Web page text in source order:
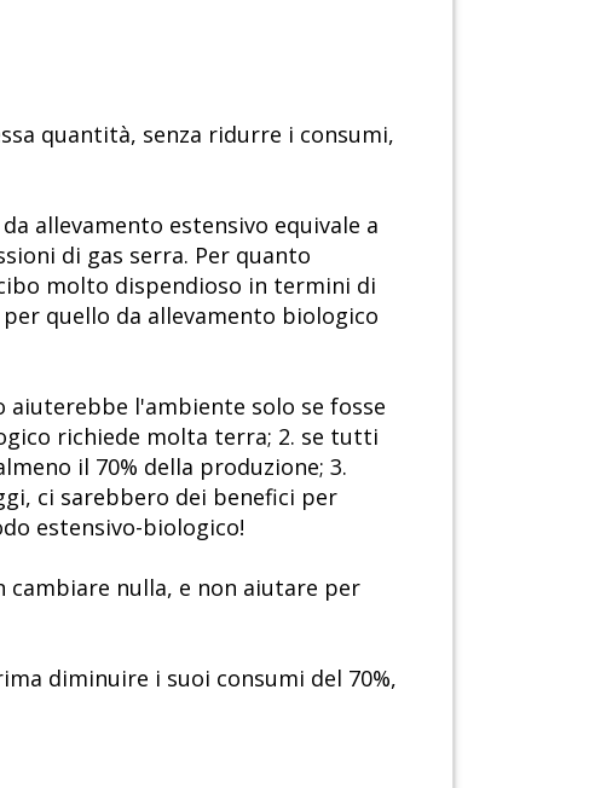
quantità, senza ridurre i consumi,
allevamento estensivo equivale a
di gas serra. Per quanto
molto dispendioso in termini di
quello da allevamento biologico
l'ambiente solo se fosse
richiede molta terra; 2. se tutti
il 70% della produzione; 3.
ci sarebbero dei benefici per
estensivo-biologico!
cambiare nulla, e non aiutare per
diminuire i suoi consumi del 70%,